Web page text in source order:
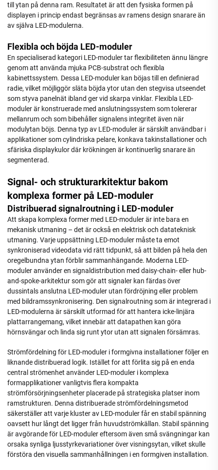
till ytan på denna ram. Resultatet är att den fysiska formen på
displayen i princip endast begränsas av ramens design snarare än
av själva LED-modulerna.
Flexibla och böjda LED-moduler
En specialiserad kategori LED-moduler tar flexibiliteten ännu längre
genom att använda mjuka PCB-substrat och flexibla
kabinettssystem. Dessa LED-moduler kan böjas till en definierad
radie, vilket möjliggör släta böjda ytor utan den stegvisa utseendet
som styva panelnät ibland ger vid skarpa vinklar. Flexibla LED-
moduler är konstruerade med anslutningssystem som tolererar
mellanrum och som bibehåller signalens integritet även när
modulytan böjs. Denna typ av LED-moduler är särskilt användbar i
applikationer som cylindriska pelare, konkava takinstallationer och
sfäriska displaykulor där krökningen är kontinuerlig snarare än
segmenterad.
Signal- och strukturarkitektur bakom
komplexa former på LED-moduler
Distribuerad signalroutning i LED-moduler
Att skapa komplexa former med LED-moduler är inte bara en
mekanisk utmaning – det är också en elektrisk och datateknisk
utmaning. Varje uppsättning LED-moduler måste ta emot
synkroniserad videodata vid rätt tidpunkt, så att bilden på hela den
oregelbundna ytan förblir sammanhängande. Moderna LED-
moduler använder en signaldistribution med daisy-chain- eller hub-
and-spoke-arkitektur som gör att signaler kan färdas över
dussintals anslutna LED-moduler utan fördröjning eller problem
med bildramssynkronisering. Den signalroutning som är integrerad i
LED-modulerna är särskilt utformad för att hantera icke-linjära
plattarrangemang, vilket innebär att datapathen kan göra
hörnsvängar och linda sig runt ytor utan att signalen försämras.
Strömfördelning för LED-moduler i formgivna installationer följer en
liknande distribuerad logik. Istället for att förlita sig på en enda
central strömenhet använder LED-moduler i komplexa
formapplikationer vanligtvis flera kompakta
strömförsörjningsenheter placerade på strategiska platser inom
ramstrukturen. Denna distribuerade strömfördelningsmetod
säkerställer att varje kluster av LED-moduler får en stabil spänning
oavsett hur långt det ligger från huvudströmkällan. Stabil spänning
är avgörande för LED-moduler eftersom även små svängningar kan
orsaka synliga ljusstyrkevariationer över visningsytan, vilket skulle
förstöra den visuella sammanhållningen i en formgiven installation.